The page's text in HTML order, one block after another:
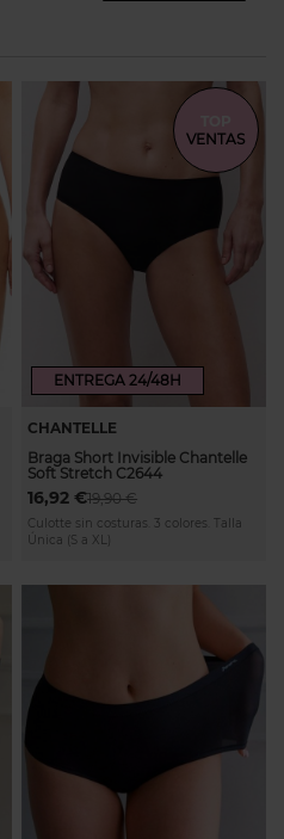
ENTREGA 24/48H
VENTAS
CHANTELLE
Braga Short Invisible Chantelle
Soft Stretch C2644
19,90 €
16,92 €
Culotte sin costuras. 3 colores. Talla
Única (S a XL)